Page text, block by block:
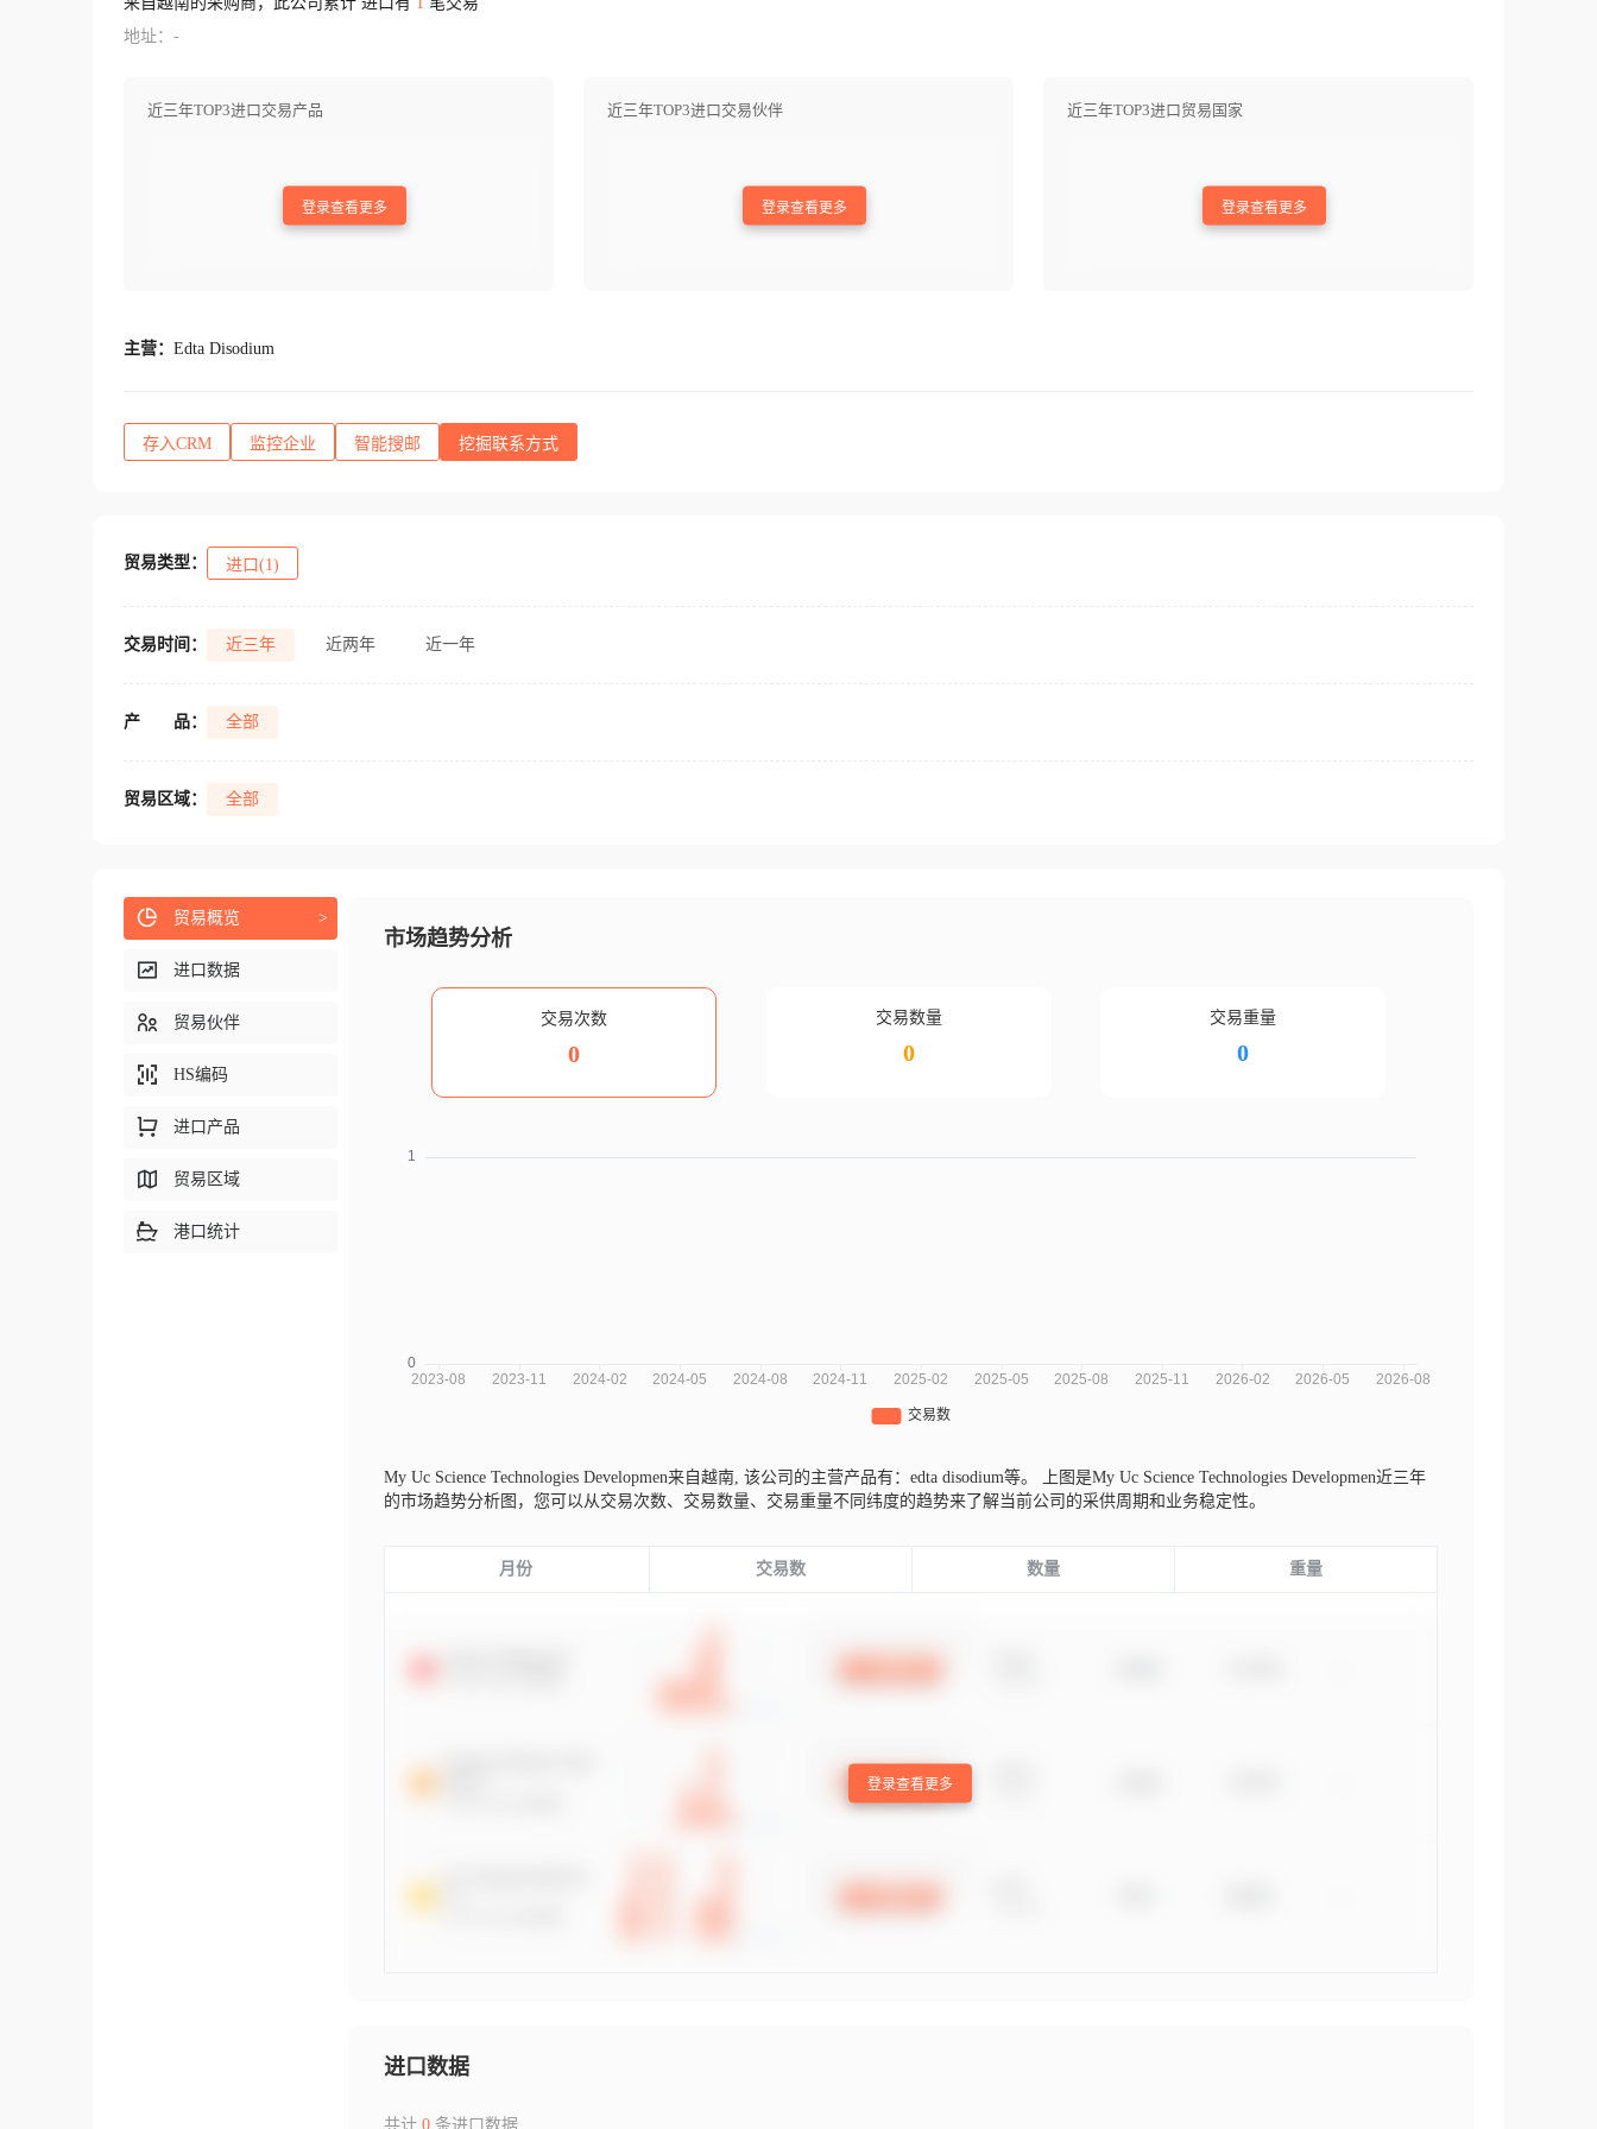
地址：-
近三年TOP3进口交易产品
登录查看更多
近三年TOP3进口交易伙伴
登录查看更多
近三年TOP3进口贸易国家
登录查看更多
主营： Edta Disodium
存入CRM 监控企业 智能搜邮 挖掘联系方式
贸易类型： 进口(1)
交易时间： 近三年 近两年 近一年
产 品： 全部
贸易区域： 全部
市场趋势分析
交易次数
0
交易数量
0
交易重量
0
My Uc Science Technologies Developmen来自越南, 该公司的主营产品有：edta disodium等。
上图是My Uc Science Technologies Developmen近三年
的市场趋势分析图，您可以从交易次数、交易数量、交易重量不同纬度的趋势来了解当前公司的采供周期和业务稳定性。
月份 交易数 数量 重量
登录查看更多
进口数据
共计 0条进口数据
贸易概览 >
进口数据
贸易伙伴
HS编码
进口产品
贸易区域
港口统计